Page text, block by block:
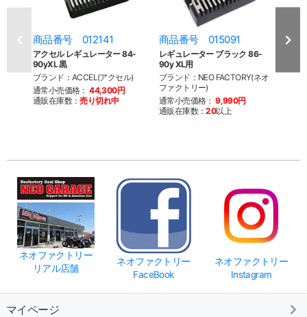
商品番号 012141
アクセル レギュレーター 84-
90yXL 黒
ブランド：ACCEL(アクセル)
通常小売価格： 44,300円
通販在庫数：売り切れ中
商品番号 015091
レギュレーター ブラック 86-
90y XL用
ブランド：NEO FACTORY(ネオ
ファクトリー)
通常小売価格： 9,990円
通販在庫数：20以上
商
ネオファクトリー
リアル店舗
ネオファクトリー
FaceBook
ネオファクトリー
Instagram
マイページ